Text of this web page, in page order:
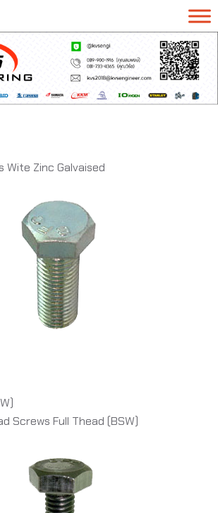
Wite Zinc Galvaised
Screws Full Thead (BSW)